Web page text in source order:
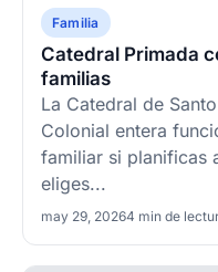
Familia
Catedral Primada
familias
La Catedral de
Colonial entera
familiar si planificas
eliges...
may 29, 20264 min de